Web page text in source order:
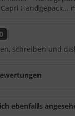
Handgepäck...
schreiben und
ebenfalls